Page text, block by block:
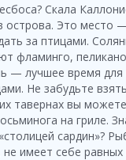
Скала
острова. Это место
за птицами.
фламинго,
— лучшее время для
Не забудьте
тавернах вы
на гриле.
сардин»?
имеет себе равных